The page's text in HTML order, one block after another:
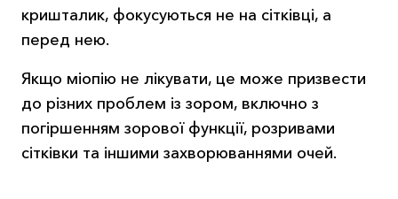
кришталик, фокусуються не на сітківці, а
перед нею.
Якщо міопію не лікувати, це може призвести
до різних проблем із зором, включно з
погіршенням зорової функції, розривами
сітківки та іншими захворюваннями очей.